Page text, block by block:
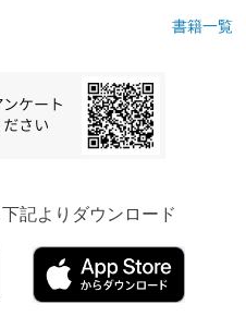
書籍一覧
記よりダウンロード